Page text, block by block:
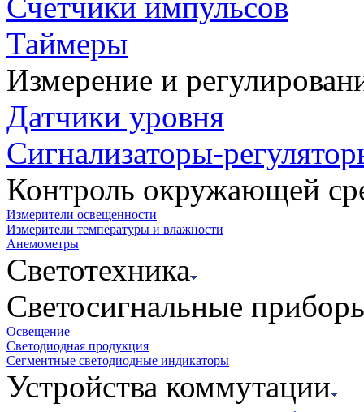
Таймеры
Измерение и
Датчики уровня
Сигнализаторы-
Контроль окружающей
Измерители освещенности
Измерители температуры и влажности
Анемометры
Светотехника
Светосигнальные
Освещение
Светодиодная продукция
Сегментные светодиодные индикаторы
Устройства коммутации